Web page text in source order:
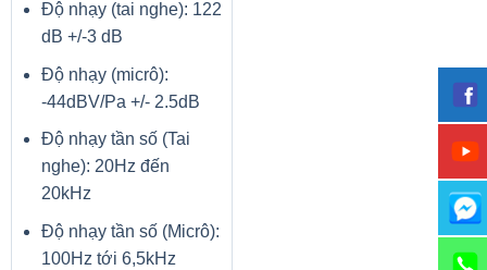
Chuẩn
kích cỡ
ATX
Đèn LED
Kích cỡ (
Dài )
Cổng
Tính năng
Độ nhạy (tai nghe): 122
dB +/-3 dB
Độ nhạy (micrô):
-44dBV/Pa +/- 2.5dB
Độ nhạy tần số (Tai
nghe): 20Hz đến
20kHz
Độ nhạy tần số (Micrô):
100Hz tới 6,5kHz